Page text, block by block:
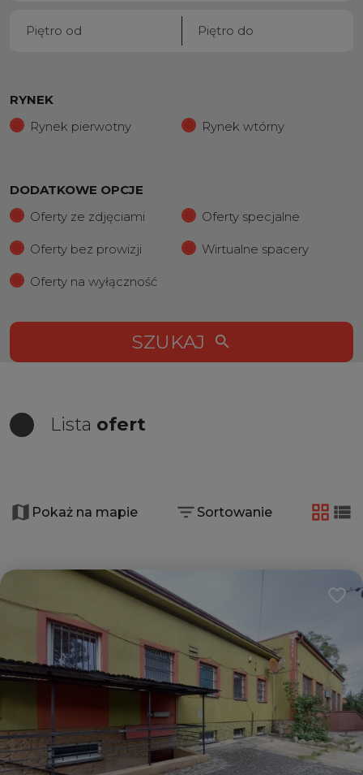
RYNEK
Rynek pierwotny
Rynek wtórny
DODATKOWE OPCJE
Oferty ze zdjęciami
Oferty specjalne
Oferty bez prowizji Wirtualne spacery
Oferty na wyłączność
SZUKAJ
Lista ofert
−Pokaż na mapie Sortowanie
tabela